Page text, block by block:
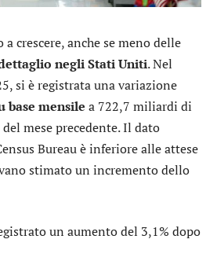
a crescere, anche se meno delle
negli Stati Uniti. Nel
si è registrata una variazione
base mensile a 722,7 miliardi di
mese precedente. Il dato
Bureau è inferiore alle attese
stimato un incremento dello
un aumento del 3,1% dopo